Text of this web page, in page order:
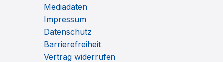
Mediadaten
Impressum
Datenschutz
Barrierefreiheit
Vertrag widerrufen